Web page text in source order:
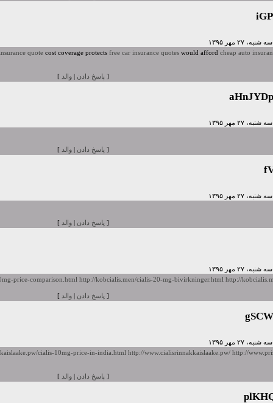
quote cost coverage protects free car insurance quotes would afford cheap auto
[ پاسخ دادن | والد ]
[ پاسخ دادن | والد ]
[ پاسخ دادن | والد ]
price-comparison.html http://kobcialis.men/cialis-20-mg-bivirkninger.html http://
[ پاسخ دادن | والد ]
cialis-10mg-price-in-india.html http://www.cialisrinnakkaislaake.pw/ http://
[ پاسخ دادن | والد ]